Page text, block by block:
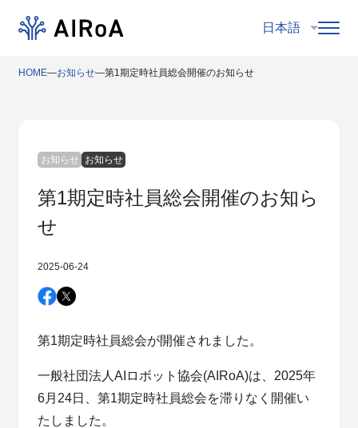
HOME―お知らせ―第1期定時社員総会開催のお知らせ
お知らせ お知らせ
第1期定時社員総会開催のお知ら
せ
2025-06-24
第1期定時社員総会が開催されました。
一般社団法人AIロボット協会(AIRoA)は、2025年
6月24日、第1期定時社員総会を滞りなく開催い
たしました。